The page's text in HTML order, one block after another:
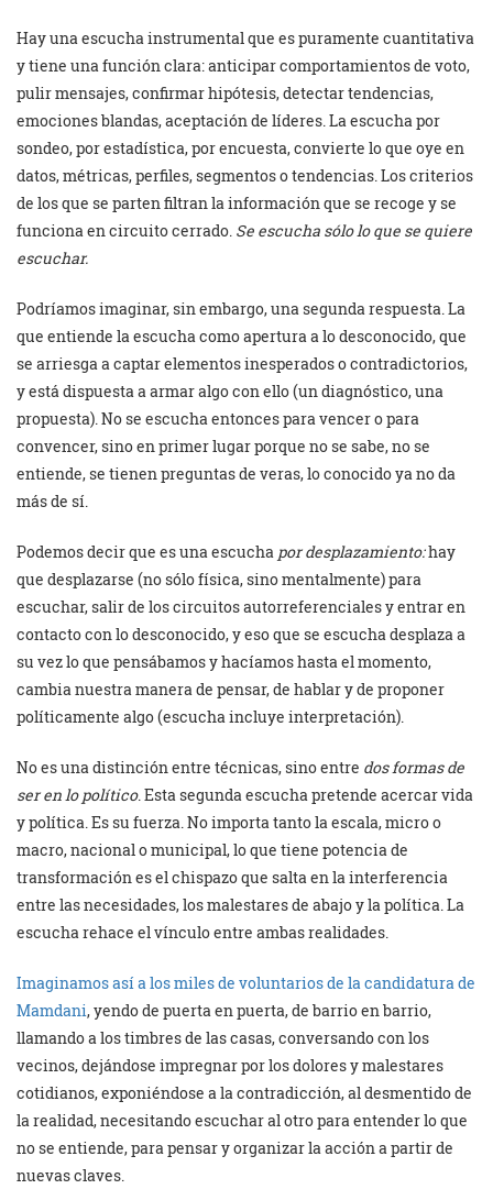
Hay una escucha instrumental que es puramente cuantitativa
y tiene una función clara: anticipar comportamientos de voto,
pulir mensajes, confirmar hipótesis, detectar tendencias,
emociones blandas, aceptación de líderes. La escucha por
sondeo, por estadística, por encuesta, convierte lo que oye en
datos, métricas, perfiles, segmentos o tendencias. Los criterios
de los que se parten filtran la información que se recoge y se
funciona en circuito cerrado. Se escucha sólo lo que se quiere
escuchar.
Podríamos imaginar, sin embargo, una segunda respuesta. La
que entiende la escucha como apertura a lo desconocido, que
se arriesga a captar elementos inesperados o contradictorios,
y está dispuesta a armar algo con ello (un diagnóstico, una
propuesta). No se escucha entonces para vencer o para
convencer, sino en primer lugar porque no se sabe, no se
entiende, se tienen preguntas de veras, lo conocido ya no da
más de sí.
Podemos decir que es una escucha por desplazamiento:hay
que desplazarse (no sólo física, sino mentalmente) para
escuchar, salir de los circuitos autorreferenciales y entrar en
contacto con lo desconocido, y eso que se escucha desplaza a
su vez lo que pensábamos y hacíamos hasta el momento,
cambia nuestra manera de pensar, de hablar y de proponer
políticamente algo (escucha incluye interpretación).
No es una distinción entre técnicas, sino entre dos formas de
ser en lo político. Esta segunda escucha pretende acercar vida
y política. Es su fuerza. No importa tanto la escala, micro o
macro, nacional o municipal, lo que tiene potencia de
transformación es el chispazo que salta en la interferencia
entre las necesidades, los malestares de abajo y la política. La
escucha rehace el vínculo entre ambas realidades.
Imaginamos así a los miles de voluntarios de la candidatura de
Mamdani, yendo de puerta en puerta, de barrio en barrio,
llamando a los timbres de las casas, conversando con los
vecinos, dejándose impregnar por los dolores y malestares
cotidianos, exponiéndose a la contradicción, al desmentido de
la realidad, necesitando escuchar al otro para entender lo que
no se entiende, para pensar y organizar la acción a partir de
nuevas claves.